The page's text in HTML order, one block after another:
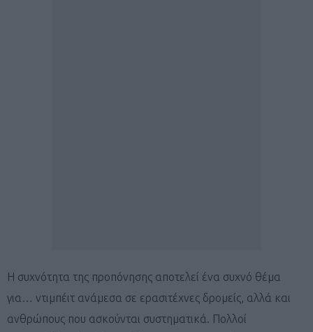
Η συχνότητα της προπόνησης αποτελεί ένα συχνό θέμα
για… ντιμπέιτ ανάμεσα σε ερασιτέχνες δρομείς, αλλά και
ανθρώπους που ασκούνται συστηματικά. Πολλοί